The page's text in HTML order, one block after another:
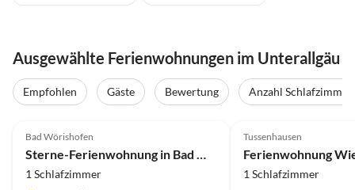
Ausgewählte Ferienwohnungen im Unterallgäu
Empfohlen Gäste Bewertung
Anzahl Schlafzimmer
Bad Wörishofen
1 Schlafzimmer
Tussenhausen
Ferienwohnung
1 Schlafzimmer